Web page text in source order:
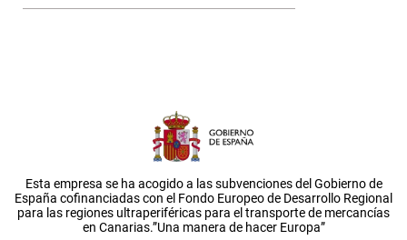
Esta empresa se ha acogido a las subvenciones del Gobierno de
España cofinanciadas con el Fondo Europeo de Desarrollo Regional
para las regiones ultraperiféricas para el transporte de mercancías
en Canarias.”Una manera de hacer Europa”